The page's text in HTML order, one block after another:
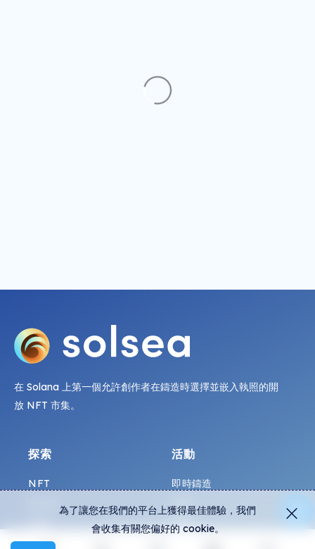
在 Solana 上第一個允許創作者在鑄造時選擇並嵌入執照的開
放 NFT 市集。
探索
NFT
展覽
活動
即時鑄造
活動
圖表
為了讓您在我們的平台上獲得最佳體驗，我們
會收集有關您偏好的 cookie。